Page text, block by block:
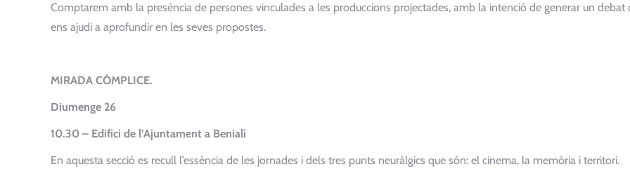
Comptarem amb la presència de persones vinculades a les produccions projectades, amb la intenció de generar un debat
ens ajudi a aprofundir en les seves propostes.
MIRADA CÒMPLICE.
Diumenge 26
10.30 – Edifici de l’Ajuntament a Benialí
En aquesta secció es recull l’essència de les jornades i dels tres punts neuràlgics que són: el cinema, la memòria i territori.